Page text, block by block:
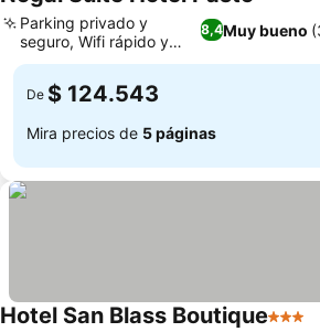
8,4Muy bueno
Parking privado y
seguro, Wifi rápido y
fiable
De $ 124.543
Mira precios de 5 páginas
Hotel San Blass Boutique3